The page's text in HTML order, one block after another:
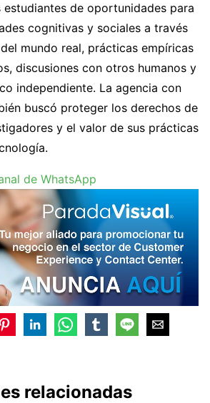
de oportunidades para
cognitivas y sociales a través
mundo real, prácticas empíricas
discusiones con otros humanos y
independiente. La agencia con
buscó proteger los derechos de
y el valor de sus prácticas
de WhatsApp
relacionadas